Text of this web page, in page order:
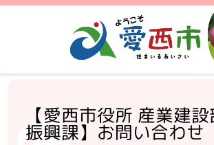
【愛西市役所 産業建
振興課】お問い合わせ